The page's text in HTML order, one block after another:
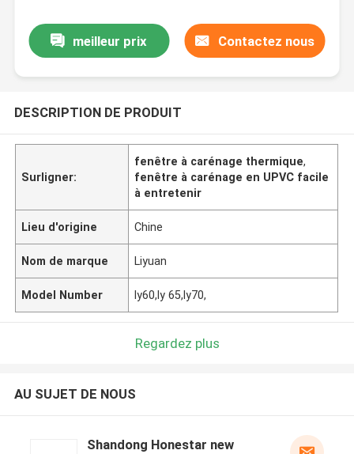
meilleur prix Contactez nous
DESCRIPTION DE PRODUIT
Surligner:
fenêtre à carénage thermique,
fenêtre à carénage en UPVC facile
à entretenir
Lieu d'origine Chine
Nom de marque Liyuan
Model Number ly60,ly 65,ly70,
Regardez plus
AU SUJET DE NOUS
Shandong Honestar new